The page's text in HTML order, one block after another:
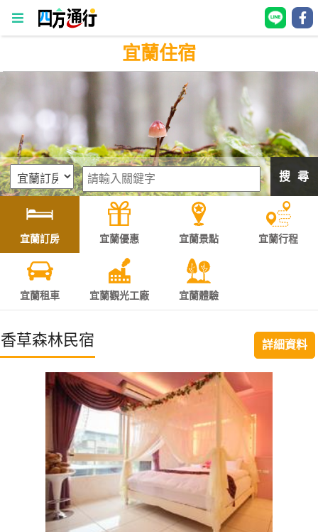
四
訂
房
灣
訂
房
直接跟飯店訂房HOT
特
宜蘭住宿
搜 尋
宜蘭訂房 宜蘭優惠 宜蘭景點 宜蘭行程
宜蘭租車 宜蘭觀光工廠 宜蘭體驗
香草森林民宿 詳細資料